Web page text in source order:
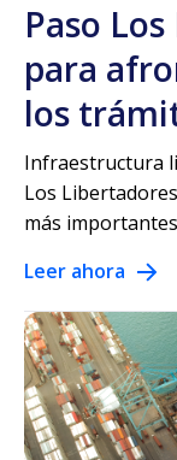
Paso
para
los
Infraestructura
Los
más
Leer ahora